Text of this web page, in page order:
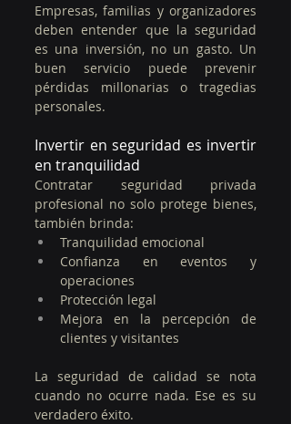
Empresas, familias y organizadores
deben entender que la seguridad
es una inversión, no un gasto. Un
buen servicio puede prevenir
pérdidas millonarias o tragedias
personales.
Invertir en seguridad es invertir
en tranquilidad
Contratar seguridad privada
profesional no solo protege bienes,
también brinda:
Tranquilidad emocional
Confianza en eventos y
operaciones
Protección legal
Mejora en la percepción de
clientes y visitantes
La seguridad de calidad se nota
cuando no ocurre nada. Ese es su
verdadero éxito.